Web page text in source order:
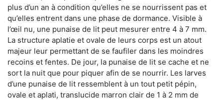
plus d’un an à condition qu’elles ne se nourrissent pas et
qu’elles entrent dans une phase de dormance. Visible à
l’œil nu, une punaise de lit peut mesurer entre 4 à 7 mm.
La structure aplatie et ovale de leurs corps est un atout
majeur leur permettant de se faufiler dans les moindres
recoins et fentes. De jour, la punaise de lit se cache et ne
sort la nuit que pour piquer afin de se nourrir. Les larves
d’une punaise de lit ressemblent à un tout petit pépin,
ovale et aplati, translucide marron clair de 1 à 2 mm de